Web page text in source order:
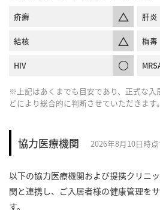
疥癬 肝炎
結核 梅毒
HIV
※上記はあくまでも目安であり、正式な入
どにより総合的に判断させていただきます。
協力医療機関 2026年8月10日時点
以下の協力医療機関および提携クリニ
関と連携し、ご入居者様の健康管理を
す。